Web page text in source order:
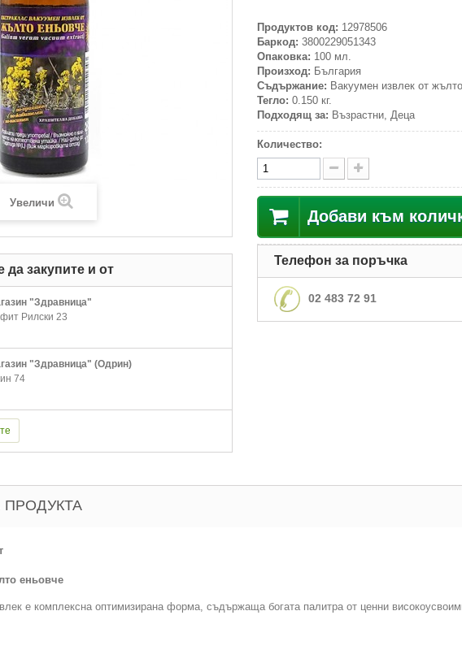
Увеличи
да закупите и от
"Здравница"
Рилски 23
"Здравница" (Одрин)
74
Продуктов код: 12978506
Баркод: 3800229051343
Опаковка: 100 мл.
Произход: България
Съдържание: Вакуумен извлек от
Тегло: 0.150 кг.
Подходящ за: Възрастни, Деца
Количество:
Добави към
Телефон за поръчка
02 483 72 91
еньовче
е комплексна оптимизирана форма, съдържаща богата палитра от ценни